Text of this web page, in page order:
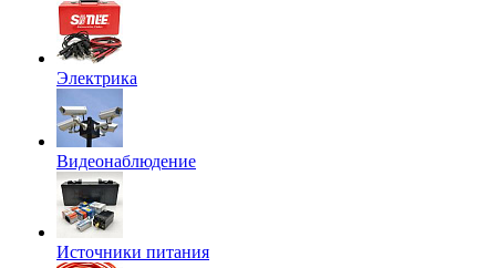
Электрика
Видеонаблюдение
Источники питания